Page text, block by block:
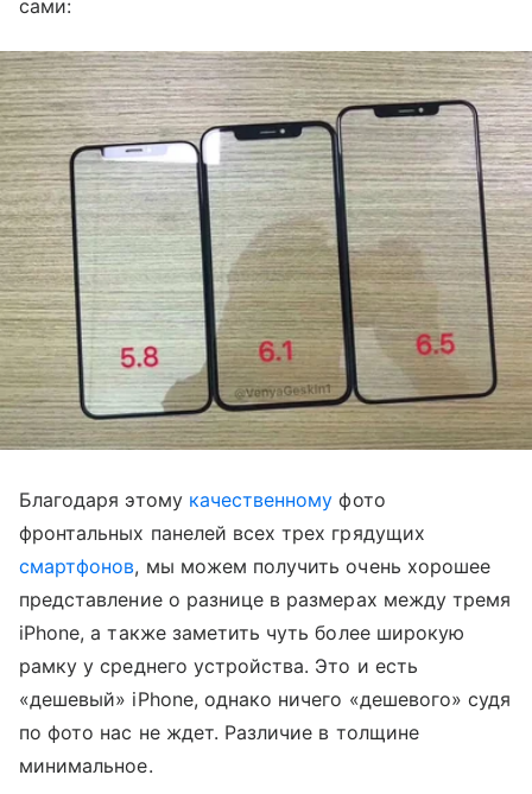
сами:
Благодаря этому качественному фото
фронтальных панелей всех трех грядущих
смартфонов, мы можем получить очень хорошее
представление о разнице в размерах между тремя
iPhone, а также заметить чуть более широкую
рамку у среднего устройства. Это и есть
«дешевый» iPhone, однако ничего «дешевого» судя
по фото нас не ждет. Различие в толщине
минимальное.